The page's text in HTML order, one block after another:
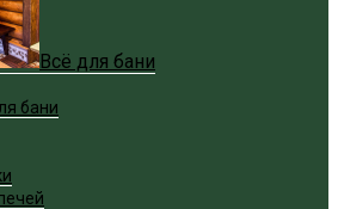
Всё для бани
бани